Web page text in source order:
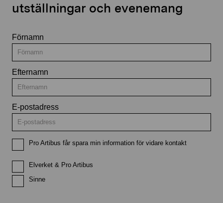
utställningar och evenemang
Förnamn
Efternamn
E-postadress
Pro Artibus får spara min information för vidare kontakt
Elverket & Pro Artibus
Sinne